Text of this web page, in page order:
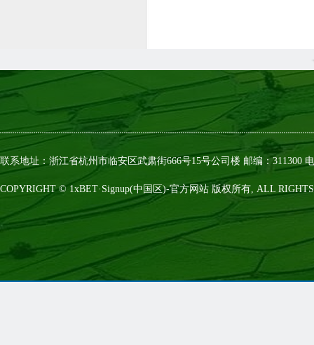
联系地址：浙江省杭州市临安区武肃街666号15号公司楼 邮编：311300
COPYRIGHT © 1xBET·Signup(中国区)-官方网站 版权所有, ALL